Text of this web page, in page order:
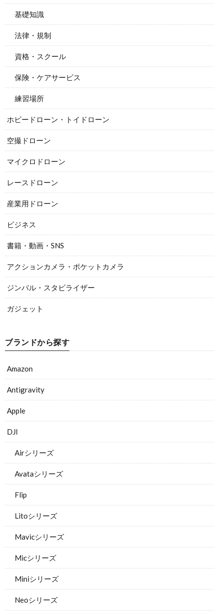
基礎知識
法律・規制
資格・スクール
保険・ケアサービス
練習場所
ホビードローン・トイドローン
空撮ドローン
マイクロドローン
レースドローン
産業用ドローン
ビジネス
書籍・動画・SNS
アクションカメラ・ポケットカメラ
ジンバル・スタビライザー
ガジェット
ブランドから探す
Amazon
Antigravity
Apple
DJI
Airシリーズ
Avataシリーズ
Flip
Litoシリーズ
Mavicシリーズ
Micシリーズ
Miniシリーズ
Neoシリーズ